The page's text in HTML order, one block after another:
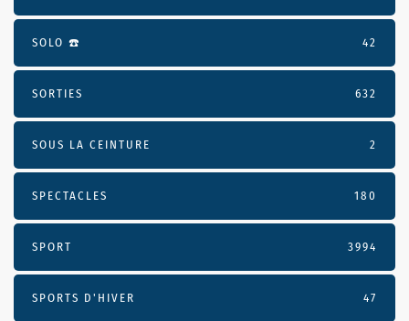
SOLO ☎️ 42
SORTIES 632
SOUS LA CEINTURE 2
SPECTACLES 180
SPORT 3994
SPORTS D'HIVER 47